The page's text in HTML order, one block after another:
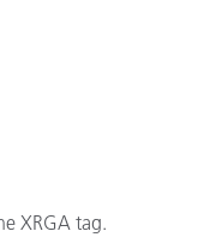
XRGA tag.